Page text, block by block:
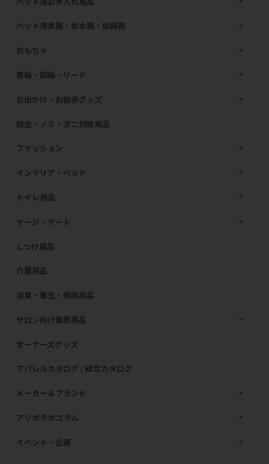
ペット用食器・給水器・給餌器
おもちゃ
首輪・胴輪・リード
お出かけ・お散歩グッズ
防虫・ノミ・ダニ対策用品
ファッション
インテリア・ベッド
トイレ用品
ケージ・ゲート
しつけ用品
介護用品
消臭・衛生・掃除用品
サロン向け業務用品
オーナーズグッズ
アパレルカタログ / 総合カタログ
メーカー＆ブランド
アソボラボコラム
イベント・企画